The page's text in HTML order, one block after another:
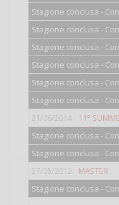
Stagione conclusa -
Stagione conclusa -
Stagione conclusa -
Stagione conclusa -
Stagione conclusa -
Stagione conclusa -
21/06/2014
11°
Stagione conclusa -
Stagione conclusa -
27/05/2012
MASTER
Stagione conclusa -